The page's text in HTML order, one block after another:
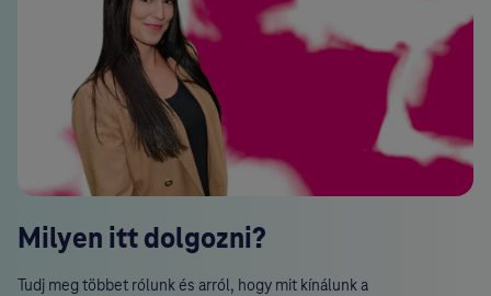
Milyen itt dolgozni?
Tudj meg többet rólunk és arról, hogy mit kínálunk a